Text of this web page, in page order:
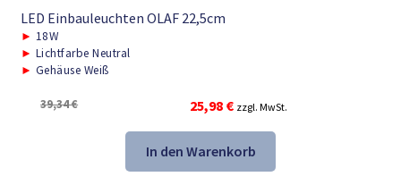
LED Einbauleuchten OLAF 22,5cm
► 18W
► Lichtfarbe Neutral
► Gehäuse Weiß
39,34€
Ursprünglicher
Preis
war:
39,34 €
25,98 €Aktueller
Preis
ist:
25,98 €.
zzgl. MwSt.
In den Warenkorb